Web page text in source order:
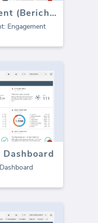
Youtube Engagement (Bericht)
Engagement